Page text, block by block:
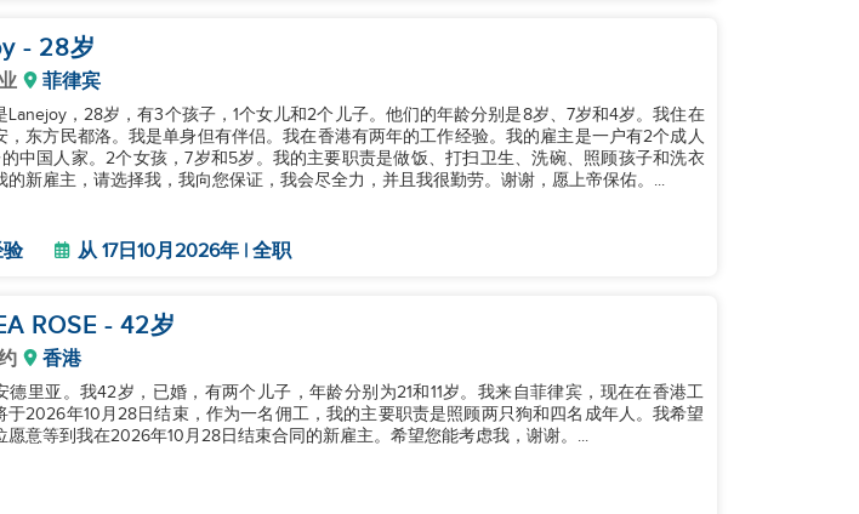
- 28岁
菲律宾
Lanejoy，28岁，有3个孩子，1个女儿和2个儿子。他们的年龄分别是8岁、7岁和4岁。我住在
，东方民都洛。我是单身但有伴侣。我在香港有两年的工作经验。我的雇主是一户有2个成人
中国人家。2个女孩，7岁和5岁。我的主要职责是做饭、打扫卫生、洗碗、照顾孩子和洗衣
的新雇主，请选择我，我向您保证，我会尽全力，并且我很勤劳。谢谢，愿上帝保佑。...
从 17日10月2026年 | 全职
ROSE - 42岁
香港
德里亚。我42岁，已婚，有两个儿子，年龄分别为21和11岁。我来自菲律宾，现在在香港工
于2026年10月28日结束，作为一名佣工，我的主要职责是照顾两只狗和四名成年人。我希望
愿意等到我在2026年10月28日结束合同的新雇主。希望您能考虑我，谢谢。...